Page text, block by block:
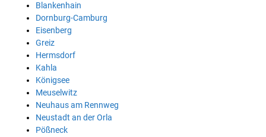
Blankenhain
Dornburg-Camburg
Eisenberg
Greiz
Hermsdorf
Kahla
Königsee
Meuselwitz
Neuhaus am Rennweg
Neustadt an der Orla
Pößneck